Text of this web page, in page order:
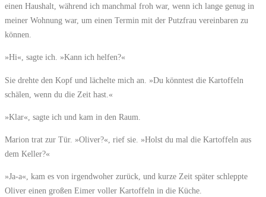
einen Haushalt, während ich manchmal froh war, wenn ich lange genug in
meiner Wohnung war, um einen Termin mit der Putzfrau vereinbaren zu
können.
»Hi«, sagte ich. »Kann ich helfen?«
Sie drehte den Kopf und lächelte mich an. »Du könntest die Kartoffeln
schälen, wenn du die Zeit hast.«
»Klar«, sagte ich und kam in den Raum.
Marion trat zur Tür. »Oliver?«, rief sie. »Holst du mal die Kartoffeln aus
dem Keller?«
»Ja-a«, kam es von irgendwoher zurück, und kurze Zeit später schleppte
Oliver einen großen Eimer voller Kartoffeln in die Küche.